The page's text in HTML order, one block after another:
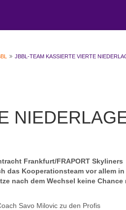
JBBL-TEAM KASSIERTE VIERTE
Frankfurt/FRAPORT Skyliners
das Kooperationsteam vor allem in
nach dem Wechsel keine Chance
Savo Milovic zu den Profis